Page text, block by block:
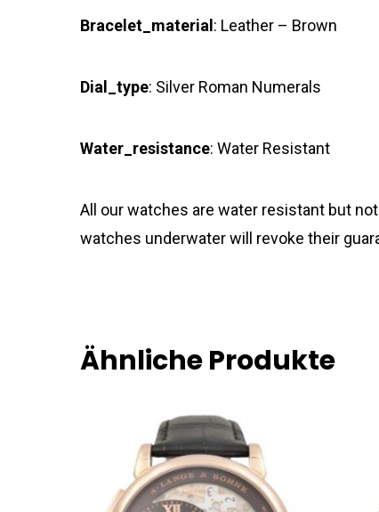
Bracelet_material : Leather – Brown
Dial_type: Silver Roman Numerals
Water_resistance: Water Resistant
All our watches are water resistant but
watches underwater will revoke their
Ähnliche Produkte